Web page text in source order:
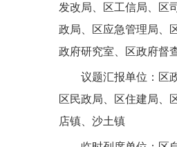
发改局、区工信局、区
政局、区应急管理局、
政府研究室、区政府督
议题汇报单位： 区
区民政局、区住建局、
店镇、沙土镇